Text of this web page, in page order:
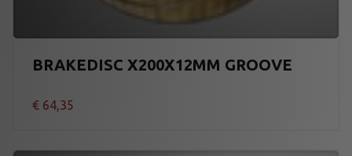
BRAKEDISC X200X12MM GROOVE
€ 64,35